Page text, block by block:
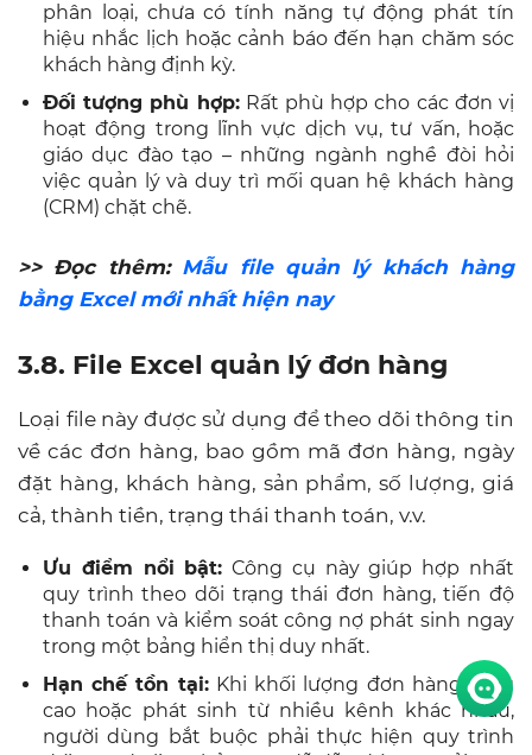
phân loại, chưa có tính năng tự động phát tín
hiệu nhắc lịch hoặc cảnh báo đến hạn chăm sóc
khách hàng định kỳ.
Đối tượng phù hợp:Rất phù hợp cho các đơn vị
hoạt động trong lĩnh vực dịch vụ, tư vấn, hoặc
giáo dục đào tạo – những ngành nghề đòi hỏi
việc quản lý và duy trì mối quan hệ khách hàng
(CRM) chặt chẽ.
>> Đọc thêm: Mẫu file quản lý khách hàng
bằng Excel mới nhất hiện nay
3.8. File Excel quản lý đơn hàng
Loại file này được sử dụng để theo dõi thông tin
về các đơn hàng, bao gồm mã đơn hàng, ngày
đặt hàng, khách hàng, sản phẩm, số lượng, giá
cả, thành tiền, trạng thái thanh toán, v.v.
Ưu điểm nổi bật: Công cụ này giúp hợp nhất
quy trình theo dõi trạng thái đơn hàng, tiến độ
thanh toán và kiểm soát công nợ phát sinh ngay
trong một bảng hiển thị duy nhất.
Hạn chế tồn tại:Khi khối lượng đơn hàng tăng
cao hoặc phát sinh từ nhiều kênh khác nhau,
người dùng bắt buộc phải thực hiện quy trình